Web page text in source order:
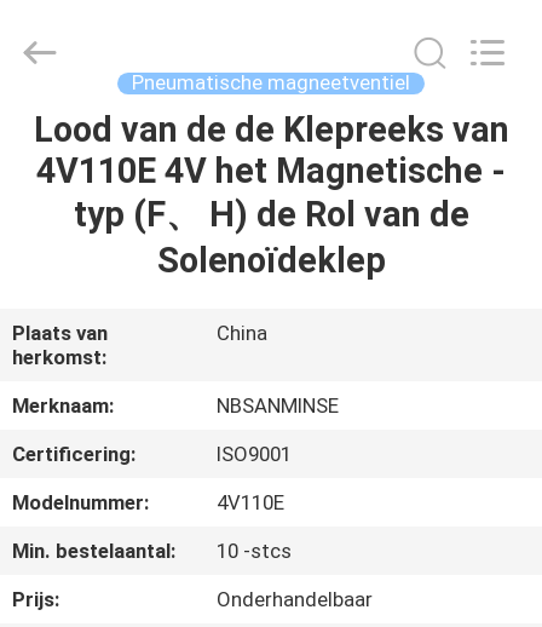
HUIS
PRODUCTEN
ONGEVEER
ONS
FABRIEKSREIS
CONTACTEER
ONS
Export
Co.,Ltd..
Reserved.
Pneumatische magneetventiel
Lood van de de Klepreeks van
4V110E 4V het Magnetische -
typ (F、 H) de Rol van de
Solenoïdeklep
Plaats van
herkomst:
China
Merknaam:
NBSANMINSE
Certificering:
ISO9001
Modelnummer:
4V110E
Min. bestelaantal:
10 -stcs
Prijs:
Onderhandelbaar